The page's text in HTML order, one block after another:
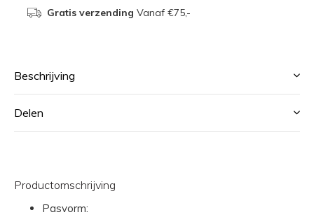
Gratis verzending Vanaf €75,-
Beschrijving
Delen
Productomschrijving
Pasvorm: